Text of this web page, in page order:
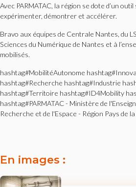
Avec PARMATAC, la région se dote d’un
expérimenter, démontrer et accélérer.
Bravo aux équipes de Centrale Nantes, du
Sciences du Numérique de Nantes et à
mobilisés.
hashtag#MobilitéAutonome
hashtag#Recherche hashtag#Industrie
hashtag#Territoire hashtag#ID4Mobility
hashtag#PARMATAC - Ministère de
Recherche et de l'Espace - Région Pays de
En images :